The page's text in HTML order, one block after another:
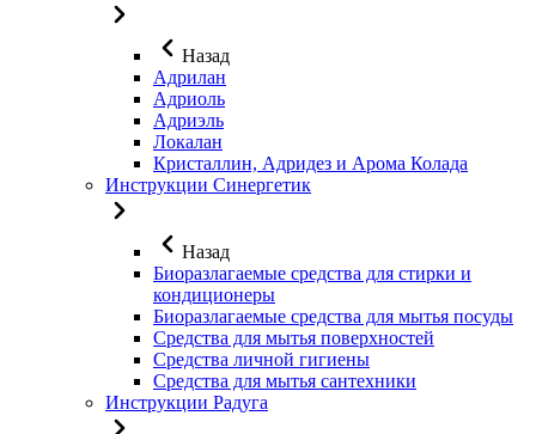
Назад
Адрилан
Адриоль
Адриэль
Локалан
Кристаллин, Адридез и Арома Колада
Инструкции Синергетик
Назад
Биоразлагаемые средства для стирки и
кондиционеры
Биоразлагаемые средства для мытья посуды
Средства для мытья поверхностей
Средства личной гигиены
Средства для мытья сантехники
Инструкции Радуга